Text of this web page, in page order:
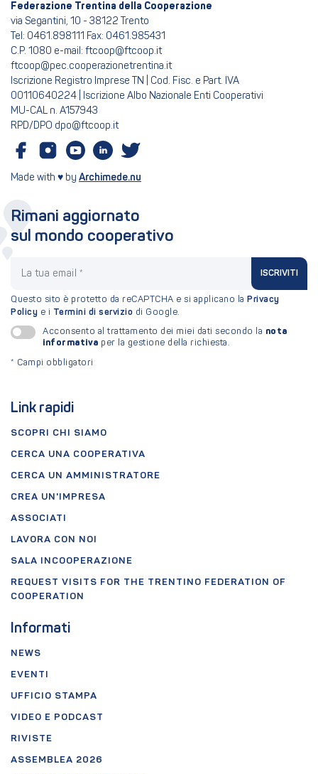
Federazione Trentina della Cooperazione
via Segantini, 10 - 38122 Trento
Tel: 0461.898111 Fax: 0461.985431
C.P. 1080 e-mail: ftcoop@ftcoop.it
ftcoop@pec.cooperazionetrentina.it
Iscrizione Registro Imprese TN | Cod. Fisc. e Part. IVA
00110640224 | Iscrizione Albo Nazionale Enti Cooperativi
MU-CAL n. A157943
RPD/DPO dpo@ftcoop.it
Made with ♥ by Archimede.nu
Link rapidi
SCOPRI CHI SIAMO
CERCA UNA COOPERATIVA
CERCA UN AMMINISTRATORE
CREA UN'IMPRESA
ASSOCIATI
LAVORA CON NOI
SALA INCOOPERAZIONE
REQUEST VISITS FOR THE TRENTINO FEDERATION OF
COOPERATION
Informati
NEWS
EVENTI
UFFICIO STAMPA
VIDEO E PODCAST
RIVISTE
ASSEMBLEA 2026
Rimani aggiornato
sul mondo cooperativo
ISCRIVITI
Questo sito è protetto da reCAPTCHA e si applicano la Privacy
Policy e i Termini di servizio di Google.
Acconsento al trattamento dei miei dati secondo la nota
informativa per la gestione della richiesta.
* Campi obbligatori